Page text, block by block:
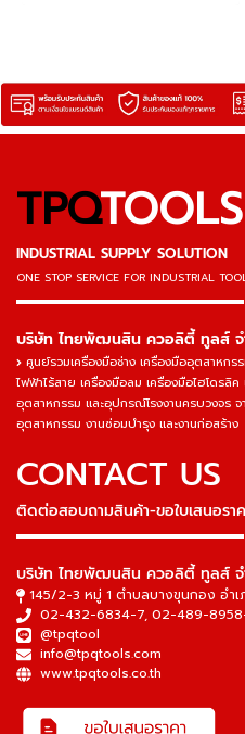
TPQTOOLS
INDUSTRIAL SUPPLY SOLUTION
ONE STOP SERVICE FOR INDUSTRIAL
▬▬▬▬▬▬▬▬▬▬▬▬▬▬▬
บริษัท ไทยพัฒนสิน ควอลิตี้ ทูลส์ จ
ศูนย์รวมเครื่องมือช่าง เครื่องมืออุตสาหก
ไฟฟ้าไร้สาย เครื่องมือลม เครื่องมือไฮโดรลิ
อุตสาหกรรม และอุปกรณ์โรงงานครบวงจร
อุตสาหกรรม งานซ่อมบำรุง และงานก่อสร้าง
CONTACT US
ติดต่อสอบถามสินค้า-ขอใบเสนอรา
▬▬▬▬▬▬▬▬▬▬▬▬▬▬▬
บริษัท ไทยพัฒนสิน ควอลิตี้ ทูลส์ จ
145/2-3 หมู่ 1 ตำบลบางขุนกอง อำเ
02-432-6834-7, 02-489-
@tpqtool
info@tpqtools.com
www.tpqtools.co.th